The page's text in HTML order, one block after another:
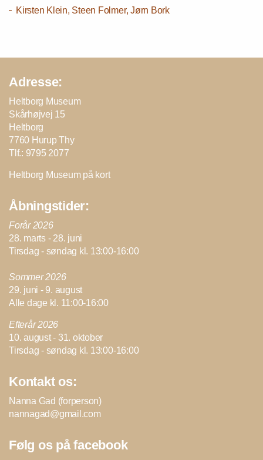
Kirsten Klein, Steen Folmer, Jørn Bork
Adresse:
Heltborg Museum
Skårhøjvej 15
Heltborg
7760 Hurup Thy
Tlf.: 9795 2077
Heltborg Museum på kort
Åbningstider:
Forår 2026
28. marts - 28. juni
Tirsdag - søndag kl. 13:00-16:00
Sommer 2026
29. juni - 9. august
Alle dage kl. 11:00-16:00
Efterår 2026
10. august - 31. oktober
Tirsdag - søndag kl. 13:00-16:00
Kontakt os:
Nanna Gad (forperson)
nannagad@gmail.com
Følg os på facebook